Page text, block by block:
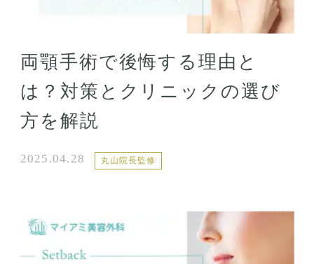
両顎手術で後悔する理由と
は？対策とクリニックの選び
方を解説
2025.04.28 丸山院長監修